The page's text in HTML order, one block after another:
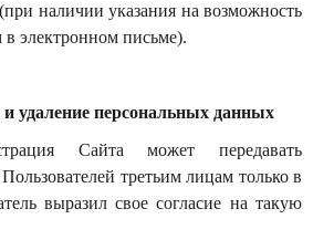
наличии указания на возможность
в электронном письме).
и удаление персональных данных
Сайта может передавать
третьим лицам только в
выразил свое согласие на такую